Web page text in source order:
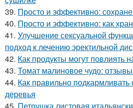
39. Просто и эффективно:
40. Просто и эффективно: как
41. Улучшение сексуальной
подход к лечению эректильной
42. Как продукты могут повлиять
43. Томат малиновое чудо:
44. Как правильно
деревья